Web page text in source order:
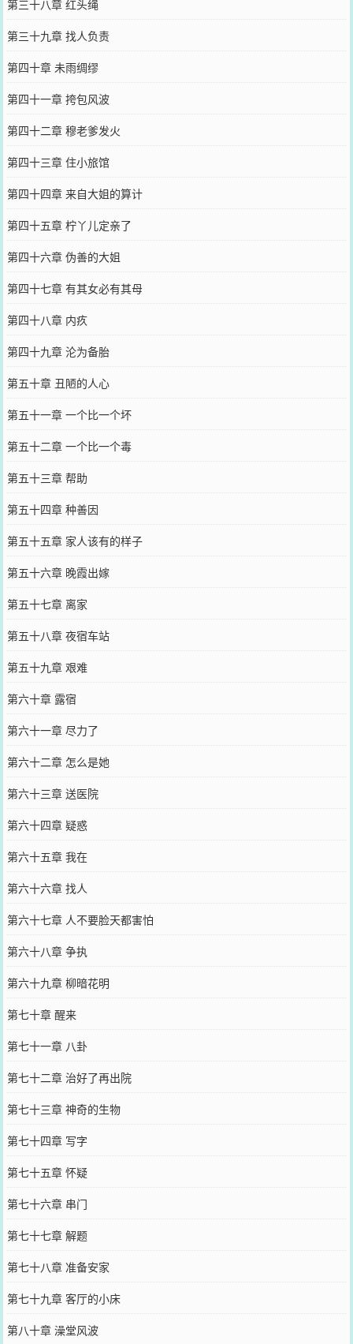
第三十八章 红头绳
第三十九章 找人负责
第四十章 未雨绸缪
第四十一章 挎包风波
第四十二章 穆老爹发火
第四十三章 住小旅馆
第四十四章 来自大姐的算计
第四十五章 柠丫儿定亲了
第四十六章 伪善的大姐
第四十七章 有其女必有其母
第四十八章 内疚
第四十九章 沦为备胎
第五十章 丑陋的人心
第五十一章 一个比一个坏
第五十二章 一个比一个毒
第五十三章 帮助
第五十四章 种善因
第五十五章 家人该有的样子
第五十六章 晚霞出嫁
第五十七章 离家
第五十八章 夜宿车站
第五十九章 艰难
第六十章 露宿
第六十一章 尽力了
第六十二章 怎么是她
第六十三章 送医院
第六十四章 疑惑
第六十五章 我在
第六十六章 找人
第六十七章 人不要脸天都害怕
第六十八章 争执
第六十九章 柳暗花明
第七十章 醒来
第七十一章 八卦
第七十二章 治好了再出院
第七十三章 神奇的生物
第七十四章 写字
第七十五章 怀疑
第七十六章 串门
第七十七章 解题
第七十八章 准备安家
第七十九章 客厅的小床
第八十章 澡堂风波